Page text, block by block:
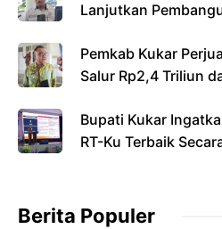
Lanjutkan
Pemkab Kukar
Salur Rp2,4 Triliun
Bupati Kukar
RT-Ku Terbaik
Berita Populer